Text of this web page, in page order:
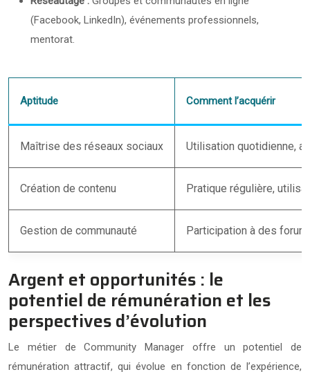
(Facebook, LinkedIn), événements professionnels,
mentorat.
Aptitude Comment l’acquérir
Maîtrise des réseaux sociaux Utilisation quotidienne,
Création de contenu Pratique régulière,
Gestion de communauté Participation à des
Argent et opportunités : le
potentiel de rémunération et les
perspectives d’évolution
Le métier de Community Manager offre un potentiel de
rémunération attractif, qui évolue en fonction de l’expérience,